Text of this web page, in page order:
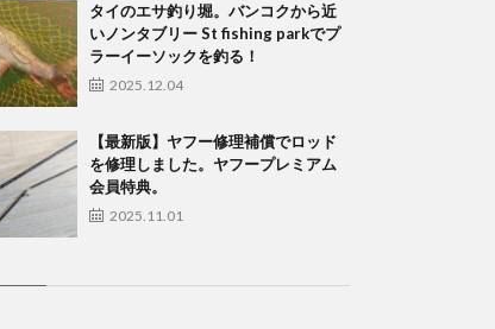
タイのエサ釣り堀。バンコクから近
いノンタブリー St fishing parkでプ
ラーイーソックを釣る！
2025.12.04
【最新版】ヤフー修理補償でロッド
を修理しました。ヤフープレミアム
会員特典。
2025.11.01